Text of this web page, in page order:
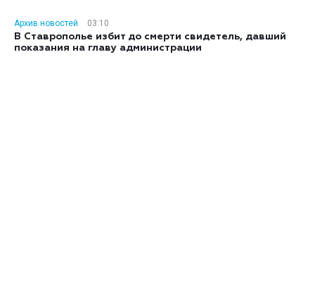
Архив новостей
03:10
В Ставрополье избит до смерти свидетель, давший
показания на главу администрации